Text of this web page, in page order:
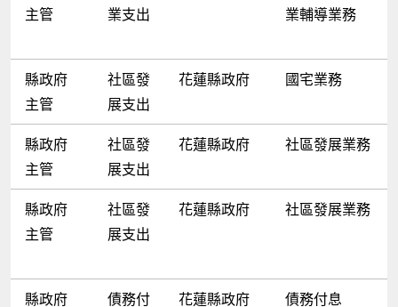
主管
業支出
業輔導業務
縣政府
主管
社區發
展支出
花蓮縣政府 國宅業務
縣政府
主管
社區發
展支出
花蓮縣政府 社區發展業務
縣政府
主管
社區發
展支出
花蓮縣政府 社區發展業務
縣政府
債務付
花蓮縣政府 債務付息